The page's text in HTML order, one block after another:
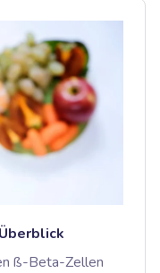
ß-Beta-Zellen